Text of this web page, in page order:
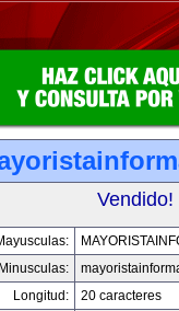
Vendido!
Minusculas:
Longitud:
20 caracteres